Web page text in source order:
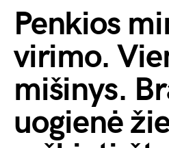
Penkios
virimo.
mišinys.
uogienė